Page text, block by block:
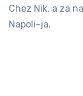
Chez Nik, a za
Napoli-ja.